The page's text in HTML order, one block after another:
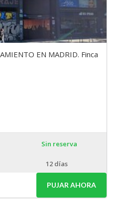
EN MADRID. Finca
Sin reserva
12 días
PUJAR AHORA